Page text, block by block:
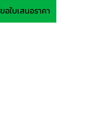
ขอใบเสนอราคา